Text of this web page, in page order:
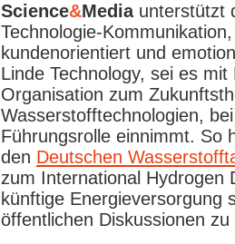
Science&Mediaunterstützt
Technologie-
kundenorientiert und
Linde Technology, sei es
Organisation zum
Wasserstofftechnologien,
Führungsrolle einnimmt. So
den Deutschen
zum International Hydrogen
künftige Energieversorgung
öffentlichen Diskussionen